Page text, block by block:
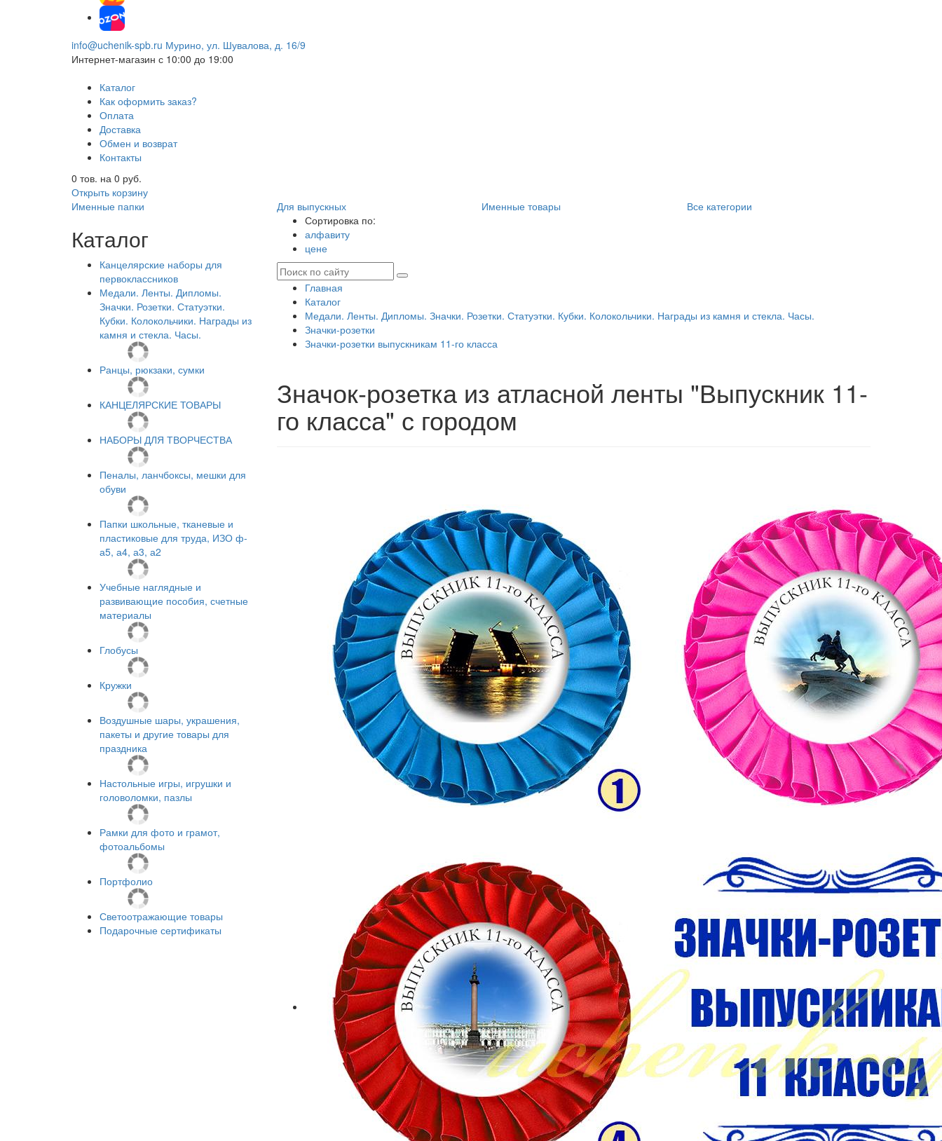
info@uchenik-spb.ru Мурино, ул. Шувалова, д. 16/9
Интернет-магазин с 10:00 до 19:00
Каталог
Как оформить заказ?
Оплата
Доставка
Обмен и возврат
Контакты
0 тов. на 0 руб.
Открыть корзину
Именные папки
Для выпускных Именные товары Все категории
Каталог
Канцелярские наборы для
первоклассников
Медали. Ленты. Дипломы.
Значки. Розетки. Статуэтки.
Кубки. Колокольчики. Награды из
камня и стекла. Часы.
Ранцы, рюкзаки, сумки
КАНЦЕЛЯРСКИЕ ТОВАРЫ
НАБОРЫ ДЛЯ ТВОРЧЕСТВА
Пеналы, ланчбоксы, мешки для
обуви
Папки школьные, тканевые и
пластиковые для труда, ИЗО ф-
а5, а4, а3, а2
Учебные наглядные и
развивающие пособия, счетные
материалы
Глобусы
Кружки
Воздушные шары, украшения,
пакеты и другие товары для
праздника
Настольные игры, игрушки и
головоломки, пазлы
Рамки для фото и грамот,
фотоальбомы
Портфолио
Светоотражающие товары
Подарочные сертификаты
Сортировка по:
алфавиту
цене
Главная
Каталог
Медали. Ленты. Дипломы. Значки. Розетки. Статуэтки. Кубки. Колокольчики. Награды из камня и стекла. Часы.
Значки-розетки
Значки-розетки выпускникам 11-го класса
Значок-розетка из атласной ленты "Выпускник 11-
го класса" с городом